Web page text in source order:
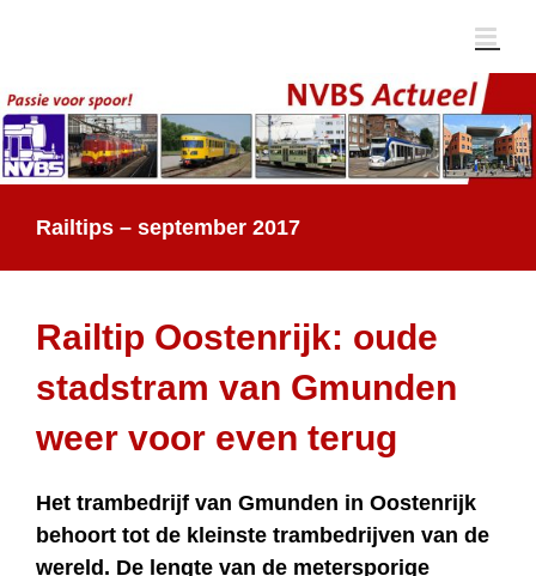
Railtips – september 2017
Railtip Oostenrijk: oude
stadstram van Gmunden
weer voor even terug
Het trambedrijf van Gmunden in Oostenrijk
behoort tot de kleinste trambedrijven van de
wereld. De lengte van de metersporige